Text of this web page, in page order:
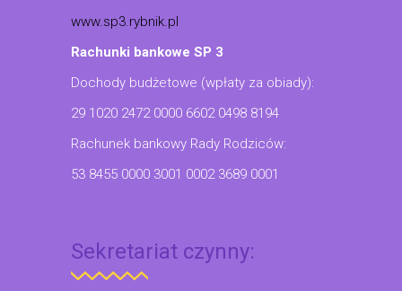
www.sp3.rybnik.pl
Rachunki bankowe SP 3
Dochody budżetowe (wpłaty za obiady):
29 1020 2472 0000 6602 0498 8194
Rachunek bankowy Rady Rodziców:
53 8455 0000 3001 0002 3689 0001
Sekretariat czynny: